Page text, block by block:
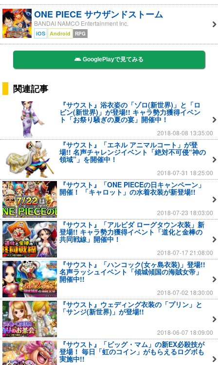
ONE PIECE サウザンドストーム
BANDAI NAMCO Entertainment Inc.
iOS Android RPG
GooglePlayで見てみる
関連記事
『サウスト』浴衣姿の「ゾロ(新世界)」と「ロ
ビン(新世界)」が登場!! キャラ勢力獲得イベン
ト「お祭り騒ぎの夏の宴」開催中！
2018-08-08 13:35:00
『サウスト』「エネル アニマルコート」が登
場!! 名声チャレンジイベント「絶対不可侵“神の
領域”」を開催中！
2018-07-31 18:25:00
『サウスト』「ONE PIECEの日キャンペーン」
開催！ 「キャロット」の水着衣装が新登場!!
2018-07-23 18:03:00
『サウスト』「アルビダ ローグタウン衣装」新
登場!! キャラ勢力獲得イベント「道化と金棒の
共同戦線」開催中！
2018-07-17 21:08:00
『サウスト』「ハンコック(女ヶ島衣装)」登場!!
名声ラッシュイベント「傾城傾国の海賊女帝」
開催中!!
2018-07-02 18:30:00
『サウスト』ウェディング衣装の「プリン」と
「サンジ(新世界)」が登場!!
2018-06-07 18:09:00
『サウスト』「ビッグ・マム」の新EX必殺技が
登場！ 毎日「虹のコイン」がもらえるログボも
実施中!!